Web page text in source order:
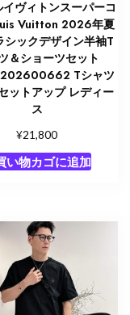
ヴィトンスーパーコ
Vuitton 2026年夏
シックデザイン半袖T
＆ショーツセット
Tシャツ
ットアップ レディー
ス
¥21,800
い物カゴに追加